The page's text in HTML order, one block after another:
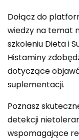
Dołącz do
wiedzy na temat
szkoleniu Dieta i
Histaminy
dotyczące
suplementacji.
Poznasz
detekcji
wspomagające